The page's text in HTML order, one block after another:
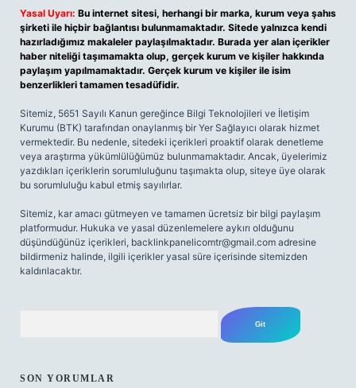
Yasal Uyarı: Bu internet sitesi, herhangi bir marka, kurum veya şahıs
şirketi ile hiçbir bağlantısı bulunmamaktadır. Sitede yalnızca kendi
hazırladığımız makaleler paylaşılmaktadır. Burada yer alan içerikler
haber niteliği taşımamakta olup, gerçek kurum ve kişiler hakkında
paylaşım yapılmamaktadır. Gerçek kurum ve kişiler ile isim
benzerlikleri tamamen tesadüfidir.
Sitemiz, 5651 Sayılı Kanun gereğince Bilgi Teknolojileri ve İletişim
Kurumu (BTK) tarafından onaylanmış bir Yer Sağlayıcı olarak hizmet
vermektedir. Bu nedenle, sitedeki içerikleri proaktif olarak denetleme
veya araştırma yükümlülüğümüz bulunmamaktadır. Ancak, üyelerimiz
yazdıkları içeriklerin sorumluluğunu taşımakta olup, siteye üye olarak
bu sorumluluğu kabul etmiş sayılırlar.
Sitemiz, kar amacı gütmeyen ve tamamen ücretsiz bir bilgi paylaşım
platformudur. Hukuka ve yasal düzenlemelere aykırı olduğunu
düşündüğünüz içerikleri, backlinkpanelicomtr@gmail.com adresine
bildirmeniz halinde, ilgili içerikler yasal süre içerisinde sitemizden
kaldırılacaktır.
SON YORUMLAR